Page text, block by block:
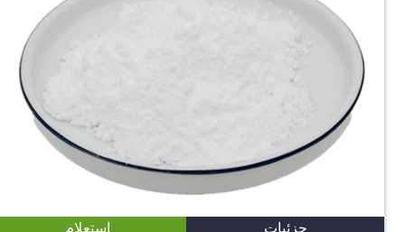
جزئیات استعلام